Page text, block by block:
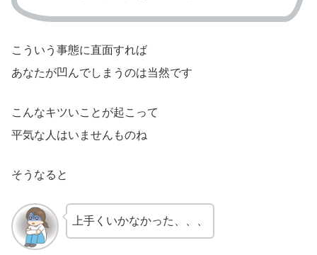
こういう事態に直面すれば
あなたが凹んでしまうのは当然です
こんなキツいことが起こって
平気な人はいませんものね
そうなると
上手くいかなかった、、、